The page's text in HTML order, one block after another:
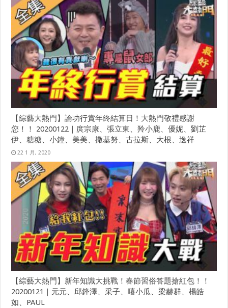
【綜藝大熱門】論功行賞年終結算日！大熱門敬禮感謝
您！！ 20200122｜庹宗康、張立東、羚小鹿、優妮、劉芷
伊、糖糖、小鐘、美美、撒基努、古拉斯、大根、逸祥
22 1 月, 2020
【綜藝大熱門】新年知識大挑戰！春節習俗答題搶紅包！！
20200121｜元元、邱鋒澤、采子、嘻小瓜、梁赫群、楊皓
如、PAUL